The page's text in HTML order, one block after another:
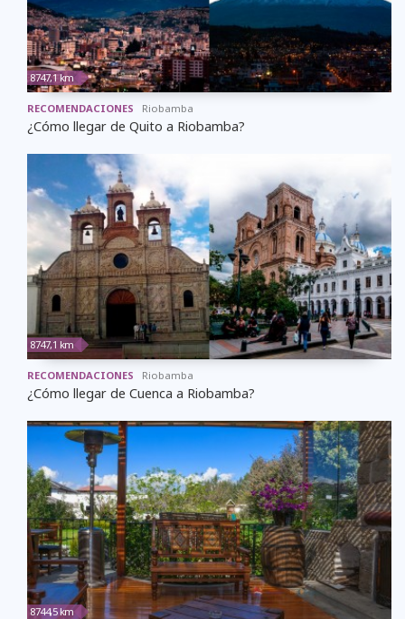
8747,1 km
RECOMENDACIONES Riobamba
¿Cómo llegar de Quito a Riobamba?
8747,1 km
RECOMENDACIONES Riobamba
¿Cómo llegar de Cuenca a Riobamba?
8744,5 km